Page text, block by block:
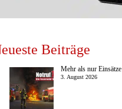
Beiträge
Mehr als nur Einsätze
3. August 2026